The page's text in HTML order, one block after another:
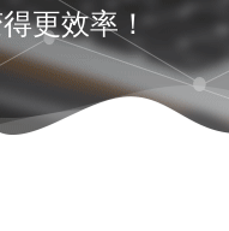
更效率！